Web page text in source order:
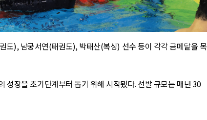
도),남궁서연(태권도),박태산(복싱) 선수 등이 각각 금메달을 목
성장을 초기단계부터 돕기 위해 시작됐다. 선발 규모는 매년 30